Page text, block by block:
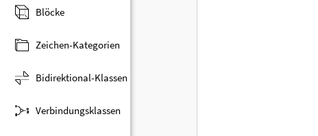
Blöcke
Zeichen-Kategorien
Bidirektional-Klassen
Verbindungsklassen